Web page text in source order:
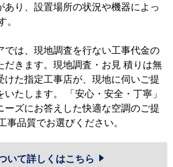
あり、設置場所の状況や機器によっ
。
では、現地調査を行ない工事代金の
だきます。現地調査・お見 積りは無
けた指定工事店が、現地に伺いご提
たします。 「安心・安全・丁寧」
ーズにお答えした快適な空調のご提
事品質でお選びください。
いて詳しくはこちら